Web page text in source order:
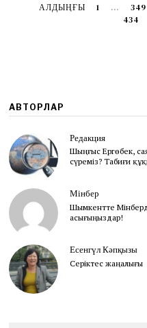
3
АЛДЫҢҒЫ 1 … 349
434
АВТОРЛАР
Редакция
Шыңғыс Ергөбек,
сүреміз? Табиғи
Мінбер
Шымкентте
асығыңыздар!
Есенгүл Кәпқызы
Серіктес жаңалығы